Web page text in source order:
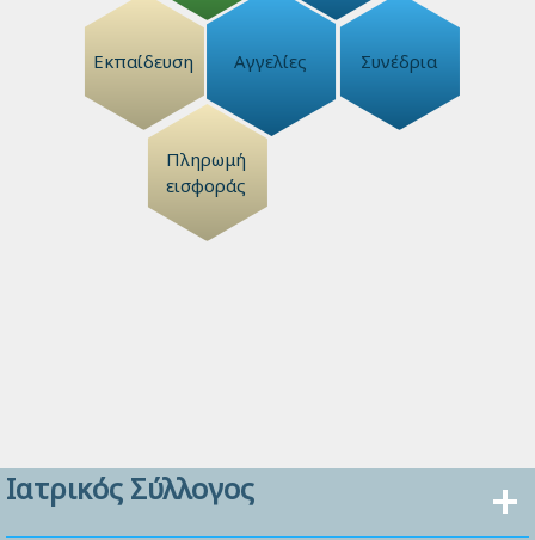
Εκπαίδευση Αγγελίες Συνέδρια
Πληρωμή
εισφοράς
Ιατρικός Σύλλογος